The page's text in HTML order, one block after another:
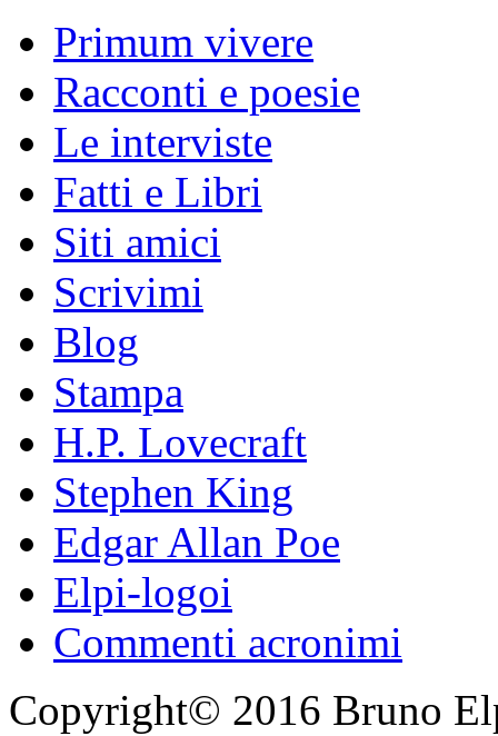
Primum vivere
Racconti e poesie
Le interviste
Fatti e Libri
Siti amici
Scrivimi
Blog
Stampa
H.P. Lovecraft
Stephen King
Edgar Allan Poe
Elpi-logoi
Commenti acronimi
Copyright© 2016 Bruno